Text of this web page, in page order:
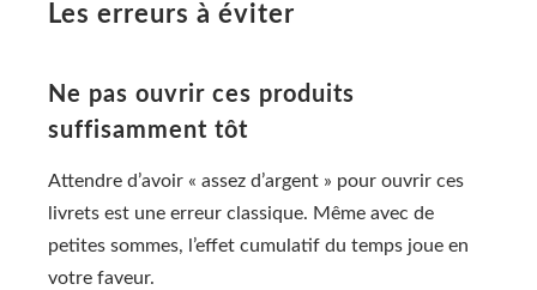
Les erreurs à éviter
Ne pas ouvrir ces produits
suffisamment tôt
Attendre d’avoir « assez d’argent » pour ouvrir ces
livrets est une erreur classique. Même avec de
petites sommes, l’effet cumulatif du temps joue en
votre faveur.